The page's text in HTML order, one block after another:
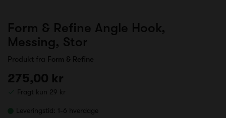
Form & Refine Angle Hook,
Messing, Stor
Produkt fra Form & Refine
275,00 kr
Fragt kun 29 kr
Leveringstid: 1-6 hverdage